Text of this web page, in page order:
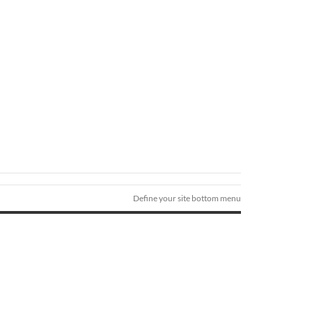
Define your site bottom menu